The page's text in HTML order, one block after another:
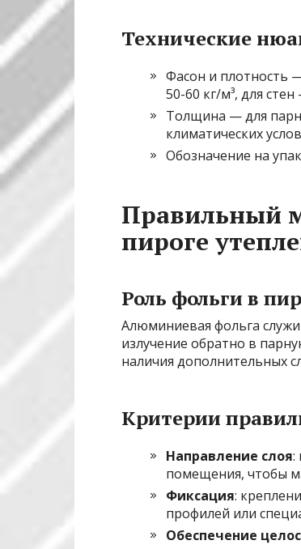
Технические
Фасон и плотность
50-60 кг/м³, для
Толщина — для
климатических
Обозначение на
Правильный
пироге
Роль фольги в
Алюминиевая фольга
излучение обратно в
наличия дополнительных
Критерии
Направление слоя:
помещения, чтобы
Фиксация:
профилей или
Обеспечение